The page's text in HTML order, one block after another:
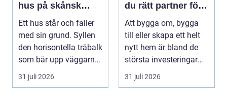
hus på skånsk
mark
Ett hus står och faller
med sin grund. Syllen
den horisontella träbalk
som bär upp väggarna
mot pla...
31 juli 2026
du rätt partner för
ditt projekt
Att bygga om, bygga
till eller skapa ett helt
nytt hem är bland de
största investeringar
m...
31 juli 2026